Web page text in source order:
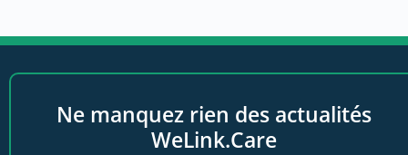
Ne manquez rien des actualités
WeLink.Care